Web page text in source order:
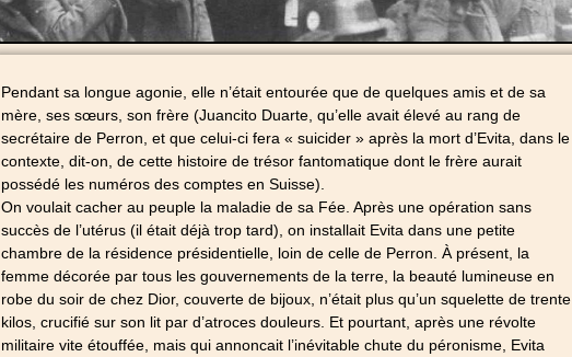
Pendant sa longue agonie, elle n’était entourée que de quelques amis et de sa
mère, ses sœurs, son frère (Juancito Duarte, qu’elle avait élevé au rang de
secrétaire de Perron, et que celui-ci fera « suicider » après la mort d’Evita, dans le
contexte, dit-on, de cette histoire de trésor fantomatique dont le frère aurait
possédé les numéros des comptes en Suisse).
On voulait cacher au peuple la maladie de sa Fée. Après une opération sans
succès de l’utérus (il était déjà trop tard), on installait Evita dans une petite
chambre de la résidence présidentielle, loin de celle de Perron. À présent, la
femme décorée par tous les gouvernements de la terre, la beauté lumineuse en
robe du soir de chez Dior, couverte de bijoux, n’était plus qu’un squelette de trente
kilos, crucifié sur son lit par d’atroces douleurs. Et pourtant, après une révolte
militaire vite étouffée, mais qui annoncait l’inévitable chute du péronisme, Evita